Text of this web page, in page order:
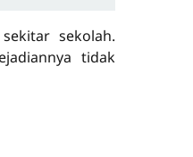
sekolah.
tidak